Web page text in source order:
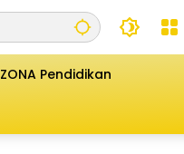
ZONA Pendidikan